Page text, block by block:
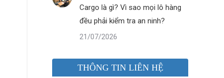
Cargo là gì? Vì sao mọi lô hàng
đều phải kiểm tra an ninh?
21/07/2026
THÔNG TIN LIÊN HỆ